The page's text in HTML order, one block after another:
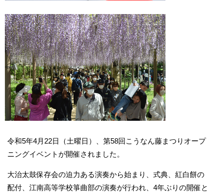
令和5年4月22日（土曜日）、第58回こうなん藤まつりオープ
ニングイベントが開催されました。
大治太鼓保存会の迫力ある演奏から始まり、式典、紅白餅の
配付、江南高等学校箏曲部の演奏が行われ、4年ぶりの開催と